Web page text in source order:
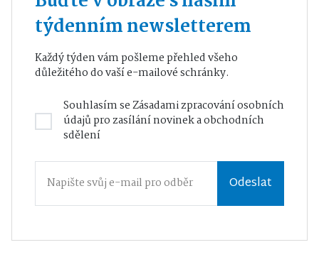
týdenním newsletterem
Každý týden vám pošleme přehled všeho
důležitého do vaší e-mailové schránky.
Souhlasím seZásadami zpracování osobních
údajůpro zasílání novinek a obchodních
sdělení
Odeslat